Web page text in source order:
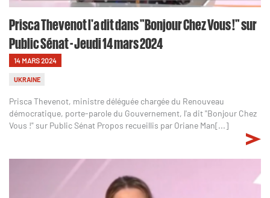
Prisca Thevenot l'a dit dans "Bonjour Chez Vous !" sur
Public Sénat - Jeudi 14 mars 2024
14 MARS 2024
UKRAINE
Prisca Thevenot, ministre déléguée chargée du Renouveau
démocratique, porte-parole du Gouvernement, l'a dit "Bonjour Chez
Vous !" sur Public Sénat Propos recueillis par Oriane Man[...]